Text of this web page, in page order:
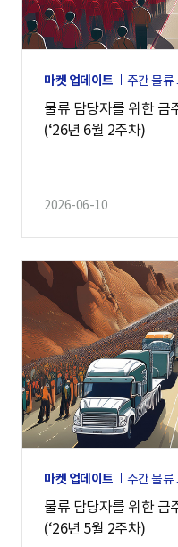
마켓 업데이트 주간 물류
물류 담당자를 위한 금
(‘26년 6월 2주차)
2026-06-10
마켓 업데이트 주간 물류
물류 담당자를 위한 금
(‘26년 5월 2주차)